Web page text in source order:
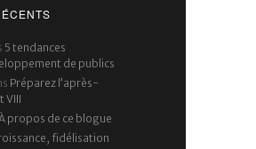
5 tendances
de publics
Préparez l’après-
VIII
propos de ce blogue
fidélisation